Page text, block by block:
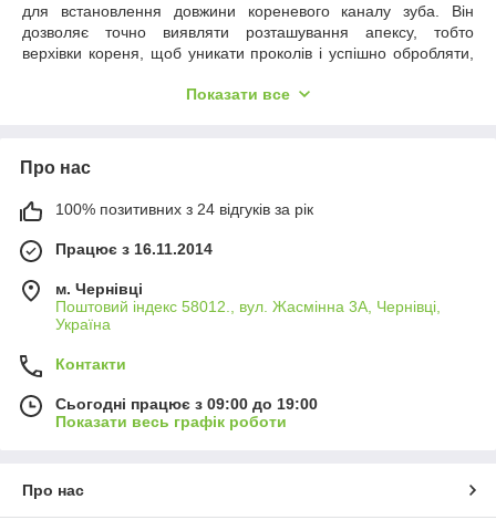
для встановлення довжини кореневого каналу зуба. Він
дозволяє точно виявляти розташування апексу, тобто
верхівки кореня, щоб уникати проколів і успішно обробляти,
лікарю добре бачити межі каналу там, де навіть рентген не
якісного ендодонтичного лікування. Застосування приладу
акуратним, безпечним, ефективним. Пристрої активно
просто дозволяють підвищувати якість наданої
зменшують кількість рентгенівських знімків.
Апекслокатор – призначення та
приладом «для складних випадків». Сьогодні ж він
використовується в повсякденній стоматологічній практиці та
Завдяки поєднанню точності, простоти використання та
клінічної надійності апекслокатор у стоматології став
Показати все
Про нас
100% позитивних з 24 відгуків за рік
Працює з 16.11.2014
м. Чернівці
Поштовий індекс 58012., вул. Жасмінна 3А, Чернівці,
Україна
Контакти
Сьогодні працює з 09:00 до 19:00
Показати весь графік роботи
Про нас